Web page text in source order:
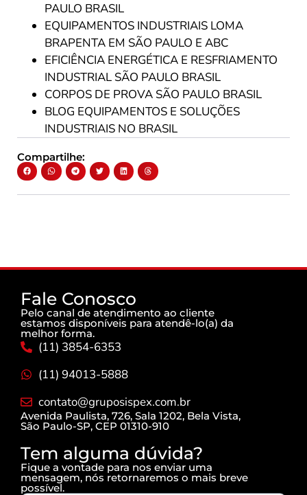
PAULO BRASIL
EQUIPAMENTOS INDUSTRIAIS LOMA
BRAPENTA EM SÃO PAULO E ABC
EFICIÊNCIA ENERGÉTICA E RESFRIAMENTO
INDUSTRIAL SÃO PAULO BRASIL
CORPOS DE PROVA SÃO PAULO BRASIL
BLOG EQUIPAMENTOS E SOLUÇÕES
INDUSTRIAIS NO BRASIL
Compartilhe:
Fale Conosco
Pelo canal de atendimento ao cliente
estamos disponíveis para atendê-lo(a) da
melhor forma.
(11) 3854-6353
(11) 94013-5888
contato@gruposispex.com.br
Avenida Paulista, 726, Sala 1202, Bela Vista,
São Paulo-SP, CEP 01310-910
Tem alguma dúvida?
Fique a vontade para nos enviar uma
mensagem, nós retornaremos o mais breve
possível.